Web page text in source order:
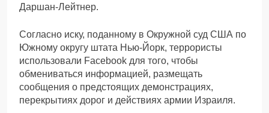
Даршан-Лейтнер.
Согласно иску, поданному в Окружной суд США по
Южному округу штата Нью-Йорк, террористы
использовали Facebook для того, чтобы
обмениваться информацией, размещать
сообщения о предстоящих демонстрациях,
перекрытиях дорог и действиях армии Израиля.